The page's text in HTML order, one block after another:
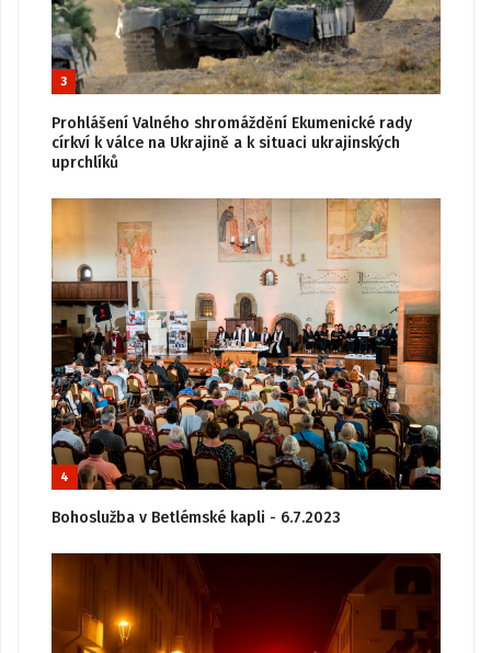
3
Prohlášení Valného shromáždění Ekumenické rady
církví k válce na Ukrajině a k situaci ukrajinských
uprchlíků
4
Bohoslužba v Betlémské kapli - 6.7.2023